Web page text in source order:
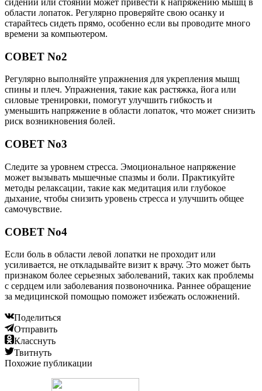
сидении или стоянии может привести к напряжению мышц в
области лопаток. Регулярно проверяйте свою осанку и
старайтесь сидеть прямо, особенно если вы проводите много
времени за компьютером.
СОВЕТ No2
Регулярно выполняйте упражнения для укрепления мышц
спины и плеч. Упражнения, такие как растяжка, йога или
силовые тренировки, помогут улучшить гибкость и
уменьшить напряжение в области лопаток, что может снизить
риск возникновения болей.
СОВЕТ No3
Следите за уровнем стресса. Эмоциональное напряжение
может вызывать мышечные спазмы и боли. Практикуйте
методы релаксации, такие как медитация или глубокое
дыхание, чтобы снизить уровень стресса и улучшить общее
самочувствие.
СОВЕТ No4
Если боль в области левой лопатки не проходит или
усиливается, не откладывайте визит к врачу. Это может быть
признаком более серьезных заболеваний, таких как проблемы
с сердцем или заболевания позвоночника. Раннее обращение
за медицинской помощью поможет избежать осложнений.
Поделиться
Отправить
Класснуть
Твитнуть
Похожие публикации